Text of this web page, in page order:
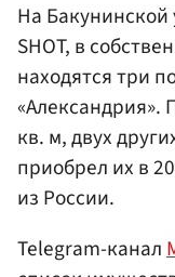
На
SHOT, в
находятся три
«Александрия».
кв. м, двух
приобрел их в
из России.
Telegram-канал